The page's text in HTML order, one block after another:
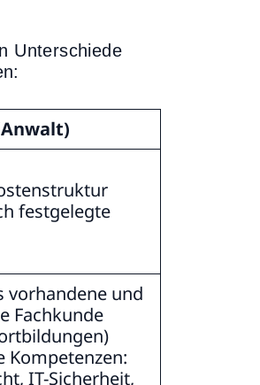
Unterschiede
festgelegte
vorhandene und
Fachkunde
Kompetenzen:
IT-Sicherheit,